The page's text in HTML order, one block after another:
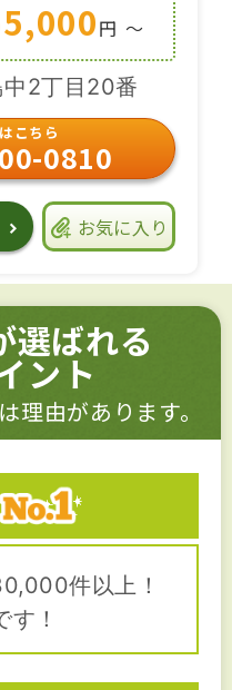
円 〜
2丁目20番
こちら
0810
お気に入り
選ばれる
ント
理由があります。
件以上！
！